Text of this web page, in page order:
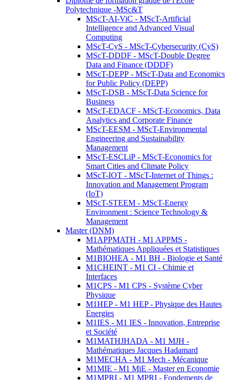
Polytechnique -MSc&T
MScT-AI-ViC - MScT-Artificial
Intelligence and Advanced Visual
Computing
MScT-CyS - MScT-Cybersecurity (CyS)
MScT-DDDF - MScT-Double Degree
Data and Finance (DDDF)
MScT-DEPP - MScT-Data and Economics
for Public Policy (DEPP)
MScT-DSB - MScT-Data Science for
Business
MScT-EDACF - MScT-Economics, Data
Analytics and Corporate Finance
MScT-EESM - MScT-Environmental
Engineering and Sustainability
Management
MScT-ESCLiP - MScT-Economics for
Smart Cities and Climate Policy
MScT-IOT - MScT-Internet of Things :
Innovation and Management Program
(IoT)
MScT-STEEM - MScT-Energy
Environment : Science Technology &
Management
Master (DNM)
M1APPMATH - M1 APPMS -
Mathématiques Appliquées et Statistiques
M1BIOHEA - M1 BH - Biologie et Santé
M1CHEINT - M1 CI - Chimie et
Interfaces
M1CPS - M1 CPS - Système Cyber
Physique
M1HEP - M1 HEP - Physique des Hautes
Energies
M1IES - M1 IES - Innovation, Entreprise
et Société
M1MATHJHADA - M1 MJH -
Mathématiques Jacques Hadamard
M1MECHA - M1 Mech - Mécanique
M1MIE - M1 MiE - Master en Economie
M1MPRI - M1 MPRI - Fondements de